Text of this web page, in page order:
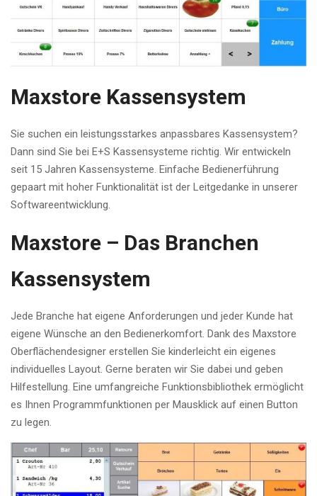
Maxstore Kassensystem
Sie suchen ein leistungsstarkes anpassbares Kassensystem?
Dann sind Sie bei E+S Kassensysteme richtig. Wir entwickeln
seit 15 Jahren Kassensysteme. Einfache Bedienerführung
gepaart mit hoher Funktionalität ist der Leitgedanke in unserer
Softwareentwicklung.
Maxstore – Das Branchen
Kassensystem
Jede Branche hat eigene Anforderungen und jeder Kunde hat
eigene Wünsche an den Bedienerkomfort. Dank des Maxstore
Oberflächendesigner erstellen Sie kinderleicht ein eigenes
individuelles Layout. Gerne beraten wir Sie dabei und geben
Hilfestellung. Eine umfangreiche Funktionsbibliothek ermöglicht
es Ihnen Programmfunktionen per Mausklick auf einen Button
zu legen.